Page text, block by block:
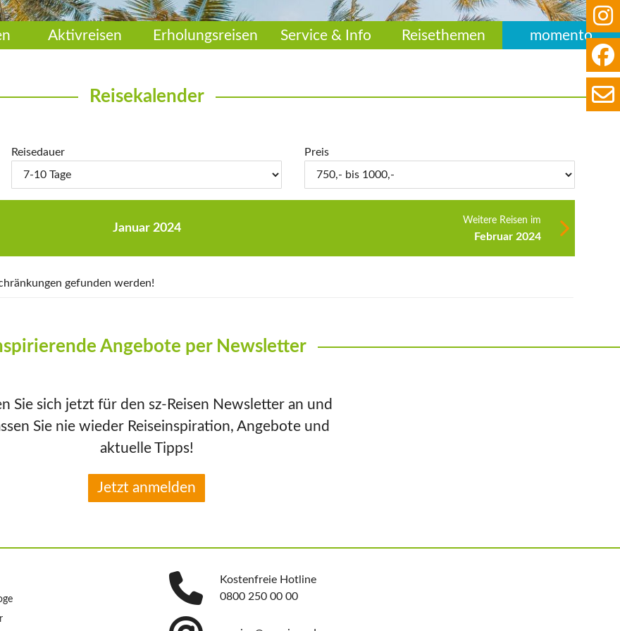
Aktivreisen Erholungsreisen Service & Info Reisethemen momento
Reisekalender
Reisedauer Preis
Januar 2024
Weitere Reisen im
Februar 2024
gefunden werden!
Angebote per Newsletter
Sie sich jetzt für den sz-Reisen Newsletter an und
Sie nie wieder Reiseinspiration, Angebote und
aktuelle Tipps!
Jetzt anmelden
Kostenfreie Hotline
0800 250 00 00